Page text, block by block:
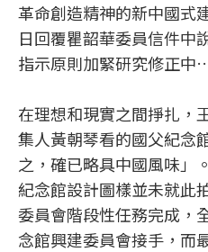
革命創造精神的新中國式
日回覆瞿韶華委員信件
指示原則加緊研究修正中…
在理想和現實之間掙扎，
集人黃朝琴看的國父紀
之，確已略具中國風味」
紀念館設計圖樣並未就此
委員會階段性任務完成，
念館興建委員會接手，而